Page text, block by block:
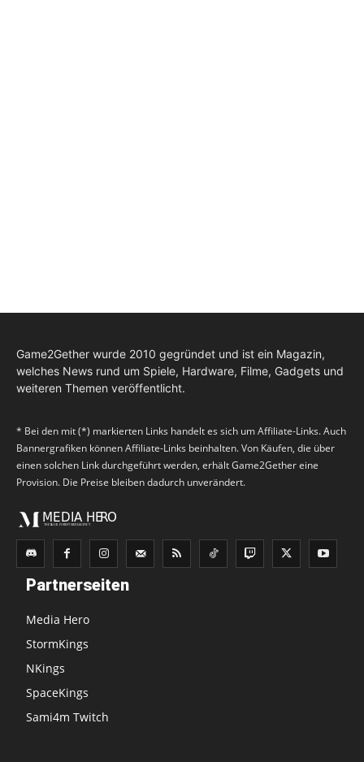
Game2Gether wurde 2010 gegründet und ist ein Magazin,
welches News rund um Spiele, Hardware, Filme, Gadgets und
weiteren Themen veröffentlicht.
* Bei den mit (*) markierten Links handelt es sich um Affiliate-Links. Auch
Bannergrafiken können Affiliate-Links beinhalten. Von Käufen, die über
einen solchen Link durchgeführt werden, erhält Game2Gether eine
Provision. Die Preise bleiben dadurch unverändert.
Partnerseiten
Media Hero
StormKings
NKings
SpaceKings
Sami4m Twitch